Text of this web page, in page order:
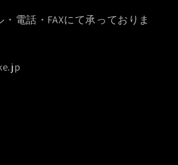
電話・FAXにて承っておりま